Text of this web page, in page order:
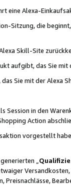
eine Alexa-
Sitzung, die
Skill-Site
aufgibt, das Sie mit
Sie mit der Alexa
in den
Action
vorgestellt
„
Preisnachlässe,